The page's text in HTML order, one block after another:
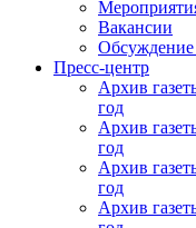
Вакансии
Обсуждение
Пресс-центр
Архив
год
Архив
год
Архив
год
Архив